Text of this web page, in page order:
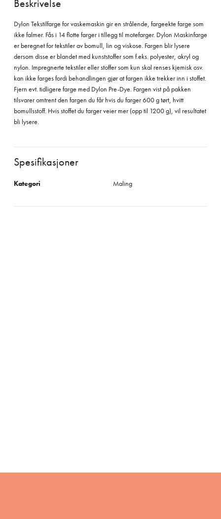
Beskrivelse
Dylon Tekstilfarge for vaskemaskin gir en strålende, fargeekte farge som
ikke falmer. Fås i 14 flotte farger i tillegg til motefarger. Dylon Maskinfarge
er beregnet for tekstiler av bomull, lin og viskose. Fargen blir lysere
dersom disse er blandet med kunststoffer som f.eks. polyester, akryl og
nylon. Impregnerte tekstiler eller stoffer som kun skal renses kjemisk osv.
kan ikke farges fordi behandlingen gjør at fargen ikke trekker inn i stoffet.
Fjern evt. tidligere farge med Dylon Pre-Dye. Fargen vist på pakken
tilsvarer omtrent den fargen du får hvis du farger 600 g tørt, hvitt
bomullsstoff. Hvis stoffet du farger veier mer (opp til 1200 g), vil resultatet
bli lysere.
Spesifikasjoner
Kategori Maling